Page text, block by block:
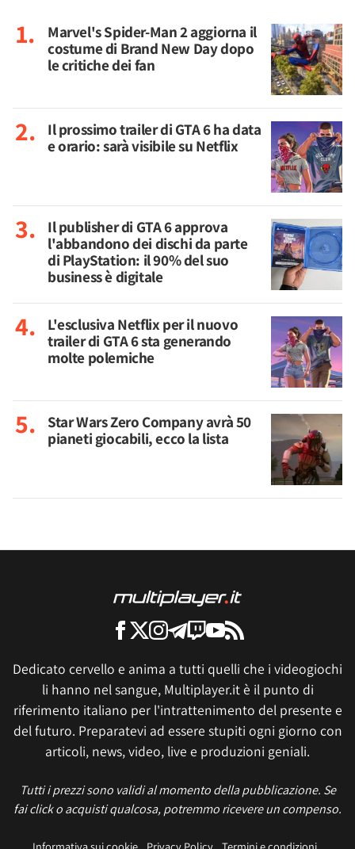
Marvel's Spider-Man 2 aggiorna il
costume di Brand New Day dopo
le critiche dei fan
Il prossimo trailer di GTA 6 ha data
e orario: sarà visibile su Netflix
Il publisher di GTA 6 approva
l'abbandono dei dischi da parte
di PlayStation: il 90% del suo
business è digitale
L'esclusiva Netflix per il nuovo
trailer di GTA 6 sta generando
molte polemiche
Star Wars Zero Company avrà 50
pianeti giocabili, ecco la lista
Dedicato cervello e anima a tutti quelli che i videogiochi
li hanno nel sangue, Multiplayer.it è il punto di
riferimento italiano per l'intrattenimento del presente e
del futuro. Preparatevi ad essere stupiti ogni giorno con
articoli, news, video, live e produzioni geniali.
Tutti i prezzi sono validi al momento della pubblicazione. Se
fai click o acquisti qualcosa, potremmo ricevere un compenso.